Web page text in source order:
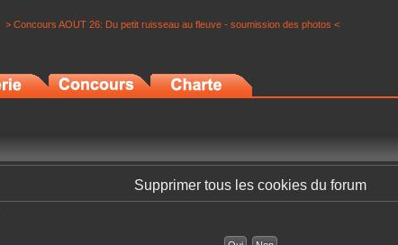
> Concours AOUT 26: Du petit ruisseau au fleuve - soumission des photos <
Supprimer tous les cookies du forum